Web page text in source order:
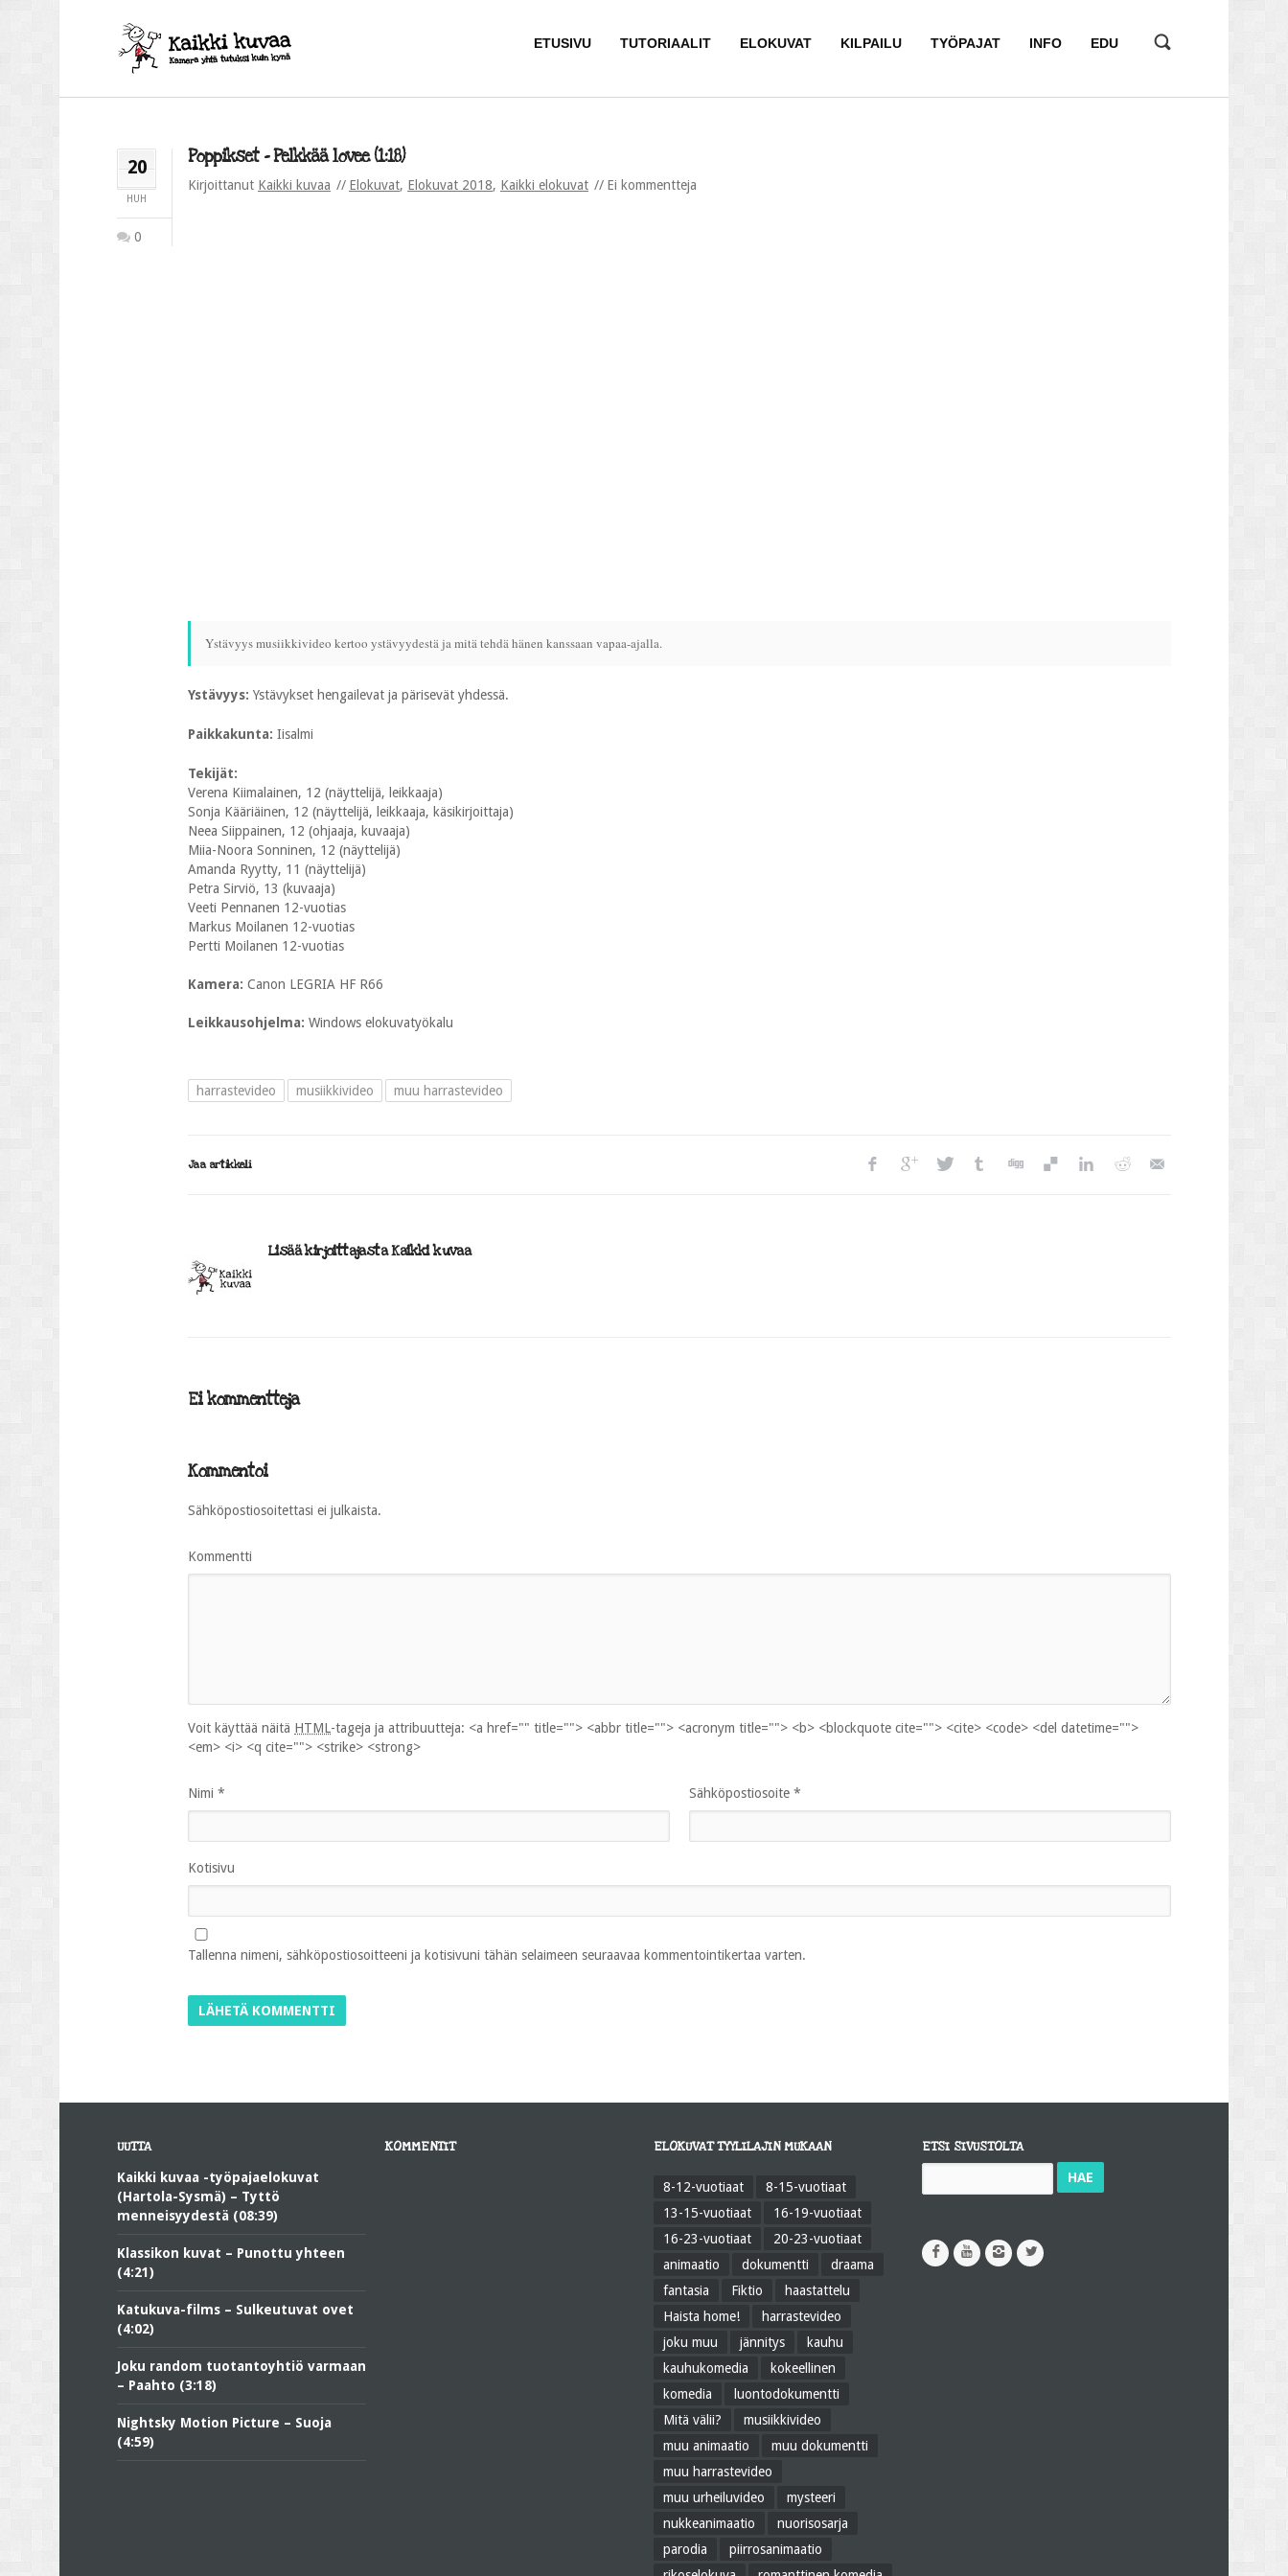
ETUSIVU TUTORIAALIT ELOKUVAT KILPAILU TYÖPAJAT INFO EDU
20
HUH
0
Poppikset – Pelkkää lovee (1:18)
Kirjoittanut Kaikki kuvaa Elokuvat, Elokuvat 2018, Kaikki elokuvat Ei kommentteja
Ystävyys musiikkivideo kertoo ystävyydestä ja mitä tehdä hänen kanssaan vapaa-ajalla.
Ystävyys: Ystävykset hengailevat ja pärisevät yhdessä.
Paikkakunta: Iisalmi
Tekijät:
Verena Kiimalainen, 12 (näyttelijä, leikkaaja)
Sonja Kääriäinen, 12 (näyttelijä, leikkaaja, käsikirjoittaja)
Neea Siippainen, 12 (ohjaaja, kuvaaja)
Miia-Noora Sonninen, 12 (näyttelijä)
Amanda Ryytty, 11 (näyttelijä)
Petra Sirviö, 13 (kuvaaja)
Veeti Pennanen 12-vuotias
Markus Moilanen 12-vuotias
Pertti Moilanen 12-vuotias
Kamera: Canon LEGRIA HF R66
Leikkausohjelma: Windows elokuvatyökalu
harrastevideo musiikkivideo muu harrastevideo
Jaa artikkeli
Lisää kirjoittajasta Kaikki kuvaa
Ei kommentteja
Kommentoi
Sähköpostiosoitettasi ei julkaista.
Kommentti
Voit käyttää näitä HTML-tageja ja attribuutteja: <a href="" title=""> <abbr title=""> <acronym title=""> <b> <blockquote cite=""> <cite> <code> <del datetime="">
<em> <i> <q cite=""> <strike> <strong>
Nimi * Sähköpostiosoite *
Kotisivu
Tallenna nimeni, sähköpostiosoitteeni ja kotisivuni tähän selaimeen seuraavaa kommentointikertaa varten.
UUTTA
Kaikki kuvaa -työpajaelokuvat
(Hartola-Sysmä) – Tyttö
menneisyydestä (08:39)
Klassikon kuvat – Punottu yhteen
(4:21)
Katukuva-films – Sulkeutuvat ovet
(4:02)
Joku random tuotantoyhtiö varmaan
– Paahto (3:18)
Nightsky Motion Picture – Suoja
(4:59)
KOMMENTIT ELOKUVAT TYYLILAJIN MUKAAN
8-12-vuotiaat
8-15-vuotiaat
13-15-vuotiaat
16-19-vuotiaat
16-23-vuotiaat
20-23-vuotiaat
animaatio
dokumentti
draama
fantasia
Fiktio
haastattelu
Haista home!
harrastevideo
joku muu
jännitys
kauhu
kauhukomedia
kokeellinen
komedia
luontodokumentti
Mitä välii?
musiikkivideo
muu animaatio
muu dokumentti
muu harrastevideo
muu urheiluvideo
mysteeri
nukkeanimaatio
nuorisosarja
parodia
piirrosanimaatio
ETSI SIVUSTOLTA